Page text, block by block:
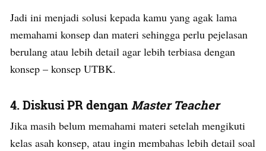
Jadi ini menjadi solusi kepada kamu yang agak lama
memahami konsep dan materi sehingga perlu pejelasan
berulang atau lebih detail agar lebih terbiasa dengan
konsep – konsep UTBK.
4. Diskusi PR dengan Master Teacher
Jika masih belum memahami materi setelah mengikuti
kelas asah konsep, atau ingin membahas lebih detail soal